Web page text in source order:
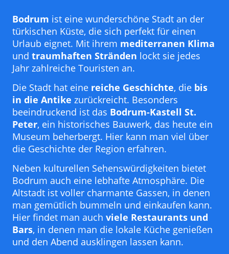
Bodrum ist eine wunderschöne Stadt an der
türkischen Küste, die sich perfekt für einen
Urlaub eignet. Mit ihrem mediterranen Klima
und traumhaften Stränden lockt sie jedes
Jahr zahlreiche Touristen an.
Die Stadt hat eine reiche Geschichte, die bis
in die Antike zurückreicht. Besonders
beeindruckend ist das Bodrum-Kastell St.
Peter, ein historisches Bauwerk, das heute ein
Museum beherbergt. Hier kann man viel über
die Geschichte der Region erfahren.
Neben kulturellen Sehenswürdigkeiten bietet
Bodrum auch eine lebhafte Atmosphäre. Die
Altstadt ist voller charmante Gassen, in denen
man gemütlich bummeln und einkaufen kann.
Hier findet man auch viele Restaurants und
Bars, in denen man die lokale Küche genießen
und den Abend ausklingen lassen kann.